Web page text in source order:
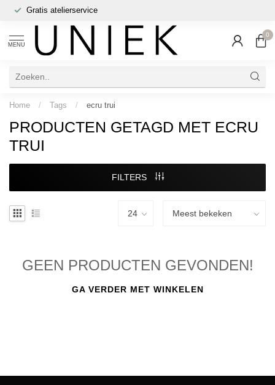
Gratis atelierservice
MENU
0
Home / Tags / ecru trui
PRODUCTEN GETAGD MET ECRU
TRUI
FILTERS
GEEN PRODUCTEN GEVONDEN!
GA VERDER MET WINKELEN